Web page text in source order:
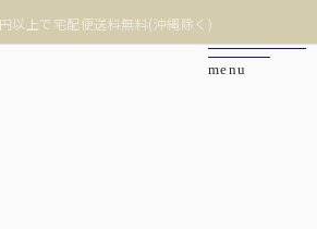
9,800円以上で宅配便送料無料(離島除く)